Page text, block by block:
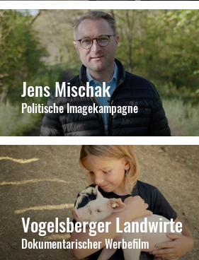
Jens Mischak
Politische Imagekampagne
Vogelsberger Landwirte
Dokumentarischer Werbefilm